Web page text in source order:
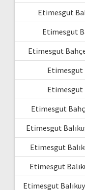
Etimesgut
Etimesgut
Etimesgut
Etimesgut
Etimesgut
Etimesgut
Etimesgut
Etimesgut
Etimesgut
Etimesgut